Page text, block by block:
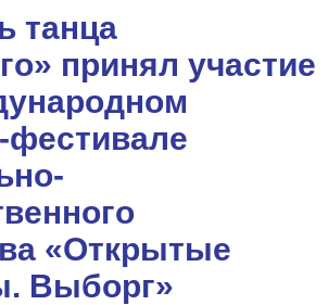
танца
принял участие
фестивале
«Открытые
Выборг»